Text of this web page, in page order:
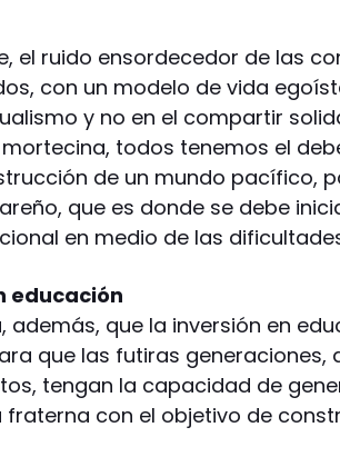
el ruido ensordecedor de las
con un modelo de vida
y no en el compartir
todos tenemos el
de un mundo pacífico,
que es donde se debe
en medio de las
educación
además, que la inversión en
que las futiras generaciones,
tengan la capacidad de
fraterna con el objetivo de